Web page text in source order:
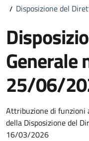
Disposizione del
Generale
25/06/
Dettagli del
Attribuzione di funzioni
della Disposizione del
16/03/2026